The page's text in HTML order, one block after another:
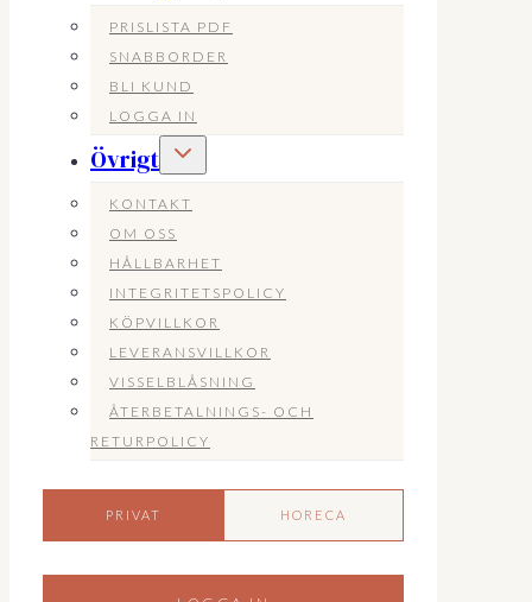
PRISLISTA PDF
SNABBORDER
BLI KUND
LOGGA IN
Övrigt
Toggle
KONTAKT
OM OSS
HÅLLBARHET
INTEGRITETSPOLICY
KÖPVILLKOR
LEVERANSVILLKOR
VISSELBLÅSNING
ÅTERBETALNINGS- OCH
RETURPOLICY
PRIVAT HORECA